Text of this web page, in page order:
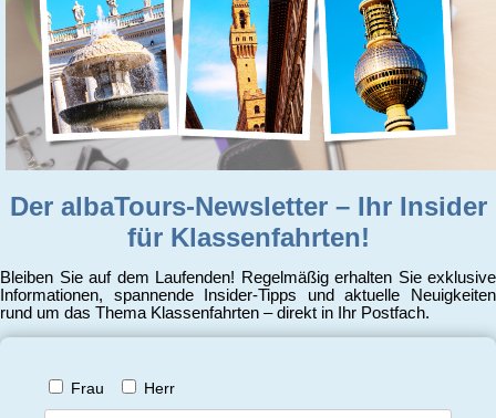
Der albaTours-Newsletter – Ihr Insider
für Klassenfahrten!
Bleiben Sie auf dem Laufenden! Regelmäßig erhalten Sie exklusive
Informationen, spannende Insider-Tipps und aktuelle Neuigkeiten
rund um das Thema Klassenfahrten – direkt in Ihr Postfach.
Frau Herr